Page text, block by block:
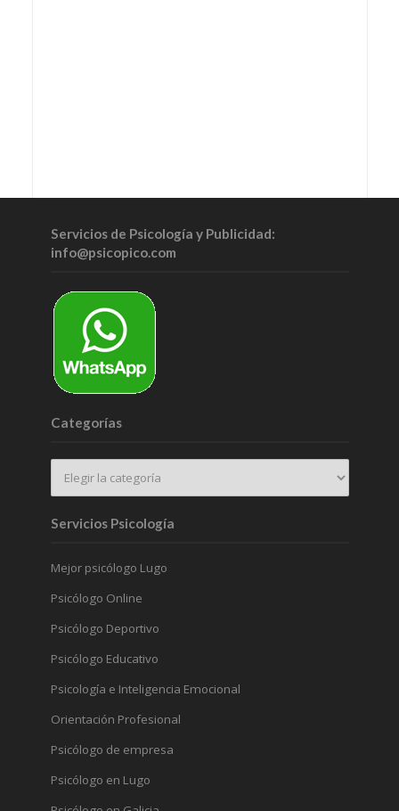
Servicios de Psicología y Publicidad:
info@psicopico.com
Categorías
Servicios Psicología
Mejor psicólogo Lugo
Psicólogo Online
Psicólogo Deportivo
Psicólogo Educativo
Psicología e Inteligencia Emocional
Orientación Profesional
Psicólogo de empresa
Psicólogo en Lugo